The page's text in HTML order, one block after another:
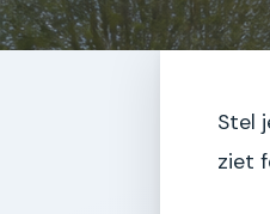
Stel
ziet